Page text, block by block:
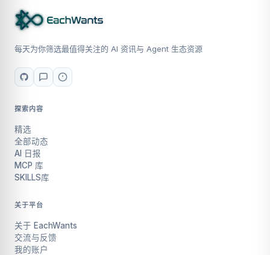
每天为你筛选最值得关注的 AI 资讯与 Agent 生态资源
探索内容
精选
全部动态
AI 日报
MCP 库
SKILLS库
关于平台
关于 EachWants
交流与反馈
我的账户